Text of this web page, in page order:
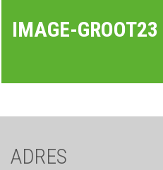
IMAGE-GROOT23
ADRES